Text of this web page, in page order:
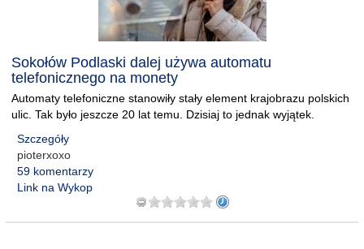
Sokołów Podlaski dalej używa automatu
telefonicznego na monety
Automaty telefoniczne stanowiły stały element krajobrazu polskich
ulic. Tak było jeszcze 20 lat temu. Dzisiaj to jednak wyjątek.
Szczegóły
pioterxoxo
59 komentarzy
Link na Wykop